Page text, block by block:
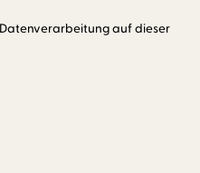
auf dieser